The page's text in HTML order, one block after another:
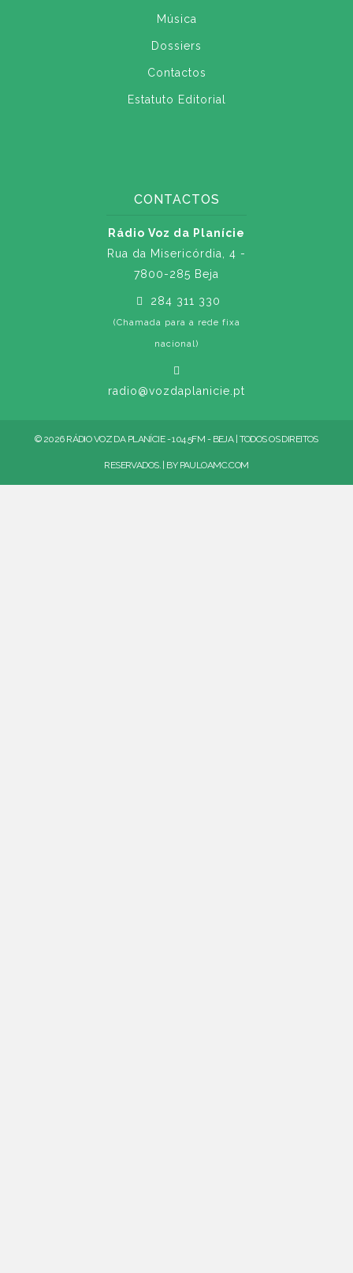
Música
Dossiers
Contactos
Estatuto Editorial
CONTACTOS
Rádio Voz da Planície
Rua da Misericórdia, 4 -
7800-285 Beja
284 311 330
(Chamada para a rede fixa
nacional)
radio@vozdaplanicie.pt
© 2026 RÁDIO VOZ DA PLANÍCIE - 104.5FM - BEJA | TODOS OS DIREITOS
RESERVADOS. | BY PAULOAMC.COM